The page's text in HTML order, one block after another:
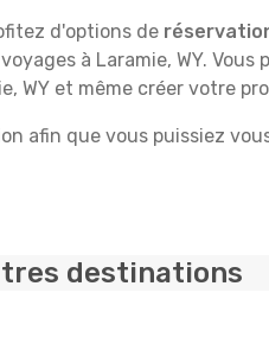
d'options de
à Laramie, WY.
WY et même créer votre
afin que vous puissiez
destinations